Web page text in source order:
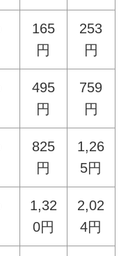
165
円
253
円
495
円
759
円
825
円
1,26
5円
1,32
0円
2,02
4円